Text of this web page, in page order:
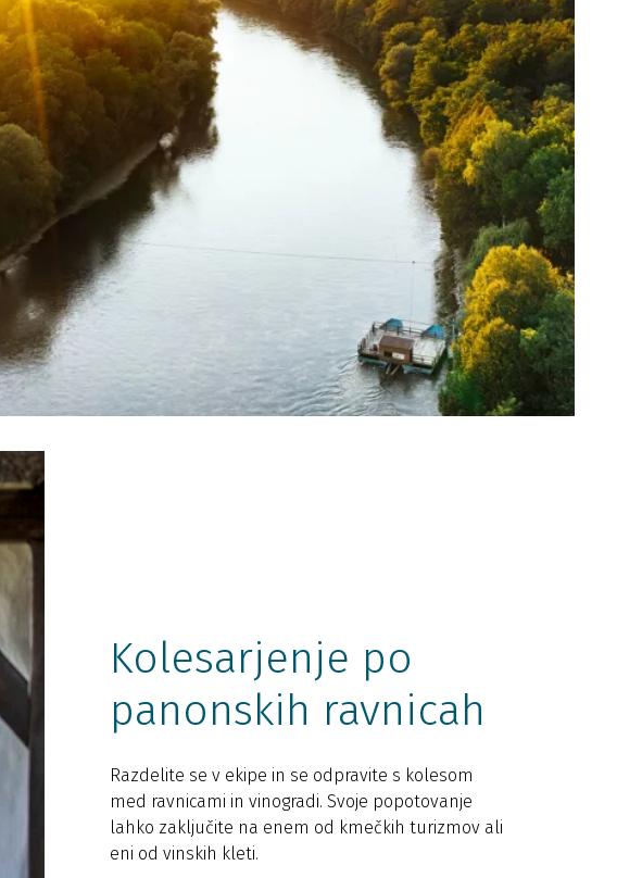
Kolesarjenje po
panonskih ravnicah
Razdelite se v ekipe in se odpravite s kolesom
med ravnicami in vinogradi. Svoje popotovanje
lahko zaključite na enem od kmečkih turizmov ali
eni od vinskih kleti.